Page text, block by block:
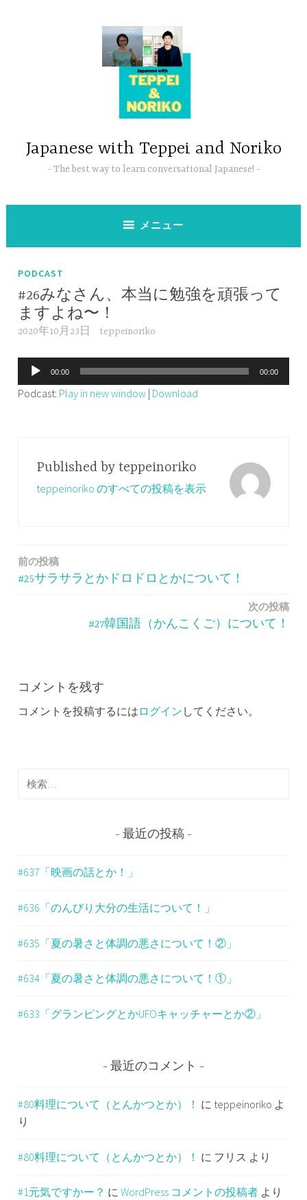
Japanese with Teppei and Noriko
The best way to learn conversational Japanese!
メニュー
PODCAST
#26みなさん、本当に勉強を頑張って
ますよね〜！
2020年10月23日 teppeinoriko
声
プ
00:00 00:00
Podcast: Play in new window | Download
Published by teppeinoriko
teppeinoriko のすべての投稿を表示
投
ー
シ
前の投稿
#25サラサラとかドロドロとかについて！
次の投稿
#27韓国語（かんこくご）について！
コメントを残す
コメントを投稿するには ログイン してください。
検
索
最近の投稿
#637「映画の話とか！」
#636「のんびり大分の生活について！」
#635「夏の暑さと体調の悪さについて！②」
#634「夏の暑さと体調の悪さについて！①」
#633「グランピングとかUFOキャッチャーとか②」
最近のコメント
#80料理について（とんかつとか）！ に teppeinoriko よ
り
#80料理について（とんかつとか）！ に フリス より
#1元気ですかー？ にWordPress コメントの投稿者 より